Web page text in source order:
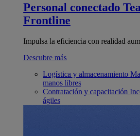
Personal conectado
Frontline
Impulsa la eficiencia con realidad
Descubre más
Logística y almacenamiento
manos libres
Contratación y capacitación
ágiles